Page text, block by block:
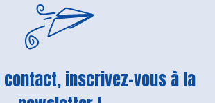
contact, inscrivez-vous à la